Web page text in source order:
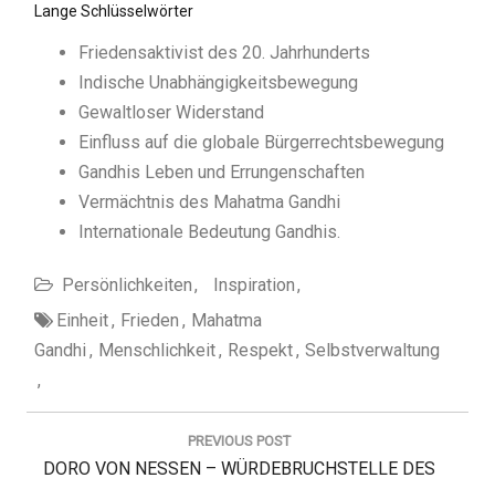
Lange Schlüsselwörter
Friedensaktivist des 20. Jahrhunderts
Indische Unabhängigkeitsbewegung
Gewaltloser Widerstand
Einfluss auf die globale Bürgerrechtsbewegung
Gandhis Leben und Errungenschaften
Vermächtnis des Mahatma Gandhi
Internationale Bedeutung Gandhis.
Persönlichkeiten
Inspiration
Einheit
Frieden
Mahatma
Gandhi
Menschlichkeit Respekt Selbstverwaltung
PREVIOUS POST
P
DORO VON NESSEN – WÜRDEBRUCHSTELLE DES